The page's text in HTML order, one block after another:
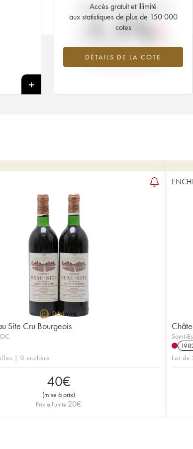
+
Accès gratuit et illimité
aux statistiques de plus de 150 000
cotes
DÉTAILS DE LA COTE
Tendance actuelle de la cote
-1.1%
Tendance à la baisse du millésime 1980
en 2026 par rapport à 2025
Site Cru Bourgeois
| 0 enchère
40€
(mise à prix)
Prix à l'unité 20€
Saint-
Lot de